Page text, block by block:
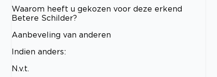
Waarom heeft u gekozen voor deze erkend
Betere Schilder?
Aanbeveling van anderen
Indien anders:
N.v.t.